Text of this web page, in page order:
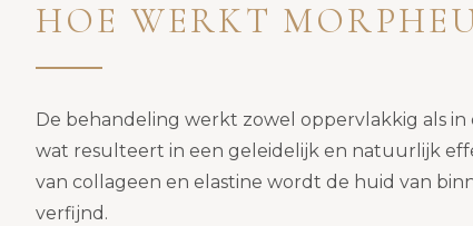
HOE WERKT
De behandeling werkt zowel oppervlakkig als
wat resulteert in een geleidelijk en natuurlijk
van collageen en elastine wordt de huid van
verfijnd.